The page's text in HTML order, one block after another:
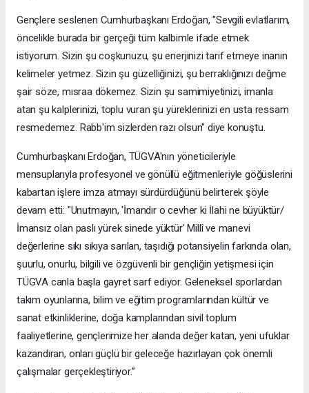
Gençlere seslenen Cumhurbaşkanı Erdoğan, "Sevgili evlatlarım,
öncelikle burada bir gerçeği tüm kalbimle ifade etmek
istiyorum. Sizin şu coşkunuzu, şu enerjinizi tarif etmeye inanın
kelimeler yetmez. Sizin şu güzelliğinizi, şu berraklığınızı değme
şair söze, mısraa dökemez. Sizin şu samimiyetinizi, imanla
atan şu kalplerinizi, toplu vuran şu yüreklerinizi en usta ressam
resmedemez. Rabb'im sizlerden razı olsun" diye konuştu.
Cumhurbaşkanı Erdoğan, TÜGVA'nın yöneticileriyle
mensuplarıyla profesyonel ve gönüllü eğitmenleriyle göğüslerini
kabartan işlere imza atmayı sürdürdüğünü belirterek şöyle
devam etti: "Unutmayın, 'İmandır o cevher ki İlahi ne büyüktür/
İmansız olan paslı yürek sinede yüktür' Millî ve manevi
değerlerine sıkı sıkıya sarılan, taşıdığı potansiyelin farkında olan,
şuurlu, onurlu, bilgili ve özgüvenli bir gençliğin yetişmesi için
TÜGVA canla başla gayret sarf ediyor. Geleneksel sporlardan
takım oyunlarına, bilim ve eğitim programlarından kültür ve
sanat etkinliklerine, doğa kamplarından sivil toplum
faaliyetlerine, gençlerimize her alanda değer katan, yeni ufuklar
kazandıran, onları güçlü bir geleceğe hazırlayan çok önemli
çalışmalar gerçekleştiriyor.”